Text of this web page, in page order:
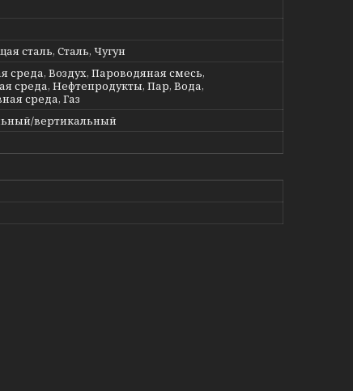
сталь, Сталь, Чугун
среда, Воздух, Пароводяная смесь,
среда, Нефтепродукты, Пар, Вода,
среда, Газ
вертикальный